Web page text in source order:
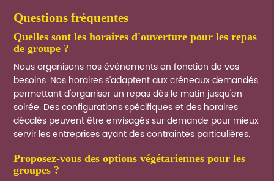
questions fréquentes
quelles sont les horaires d'ouverture pour les repas
de groupe ?
Nous organisons nos événements en fonction de vos
besoins. Nos horaires s'adaptent aux créneaux demandés,
permettant d'organiser un repas dès le matin jusqu'en
soirée. Des configurations spécifiques et des horaires
décalés peuvent être envisagés sur demande pour mieux
servir les entreprises ayant des contraintes particulières.
proposez-vous des options végétariennes pour les
groupes ?